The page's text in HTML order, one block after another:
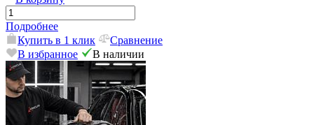
Подробнее
Купить в 1 клик
Сравнение
В избранное
В наличии